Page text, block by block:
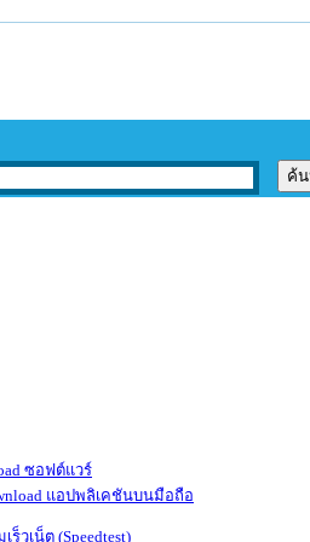
ซอฟต์แวร์
แอปพลิเคชันบนมือถือ
ร็วเน็ต (Speedtest)